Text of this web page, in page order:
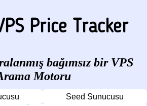
bağımsız bir VPS
Motoru
Seed Sunucusu